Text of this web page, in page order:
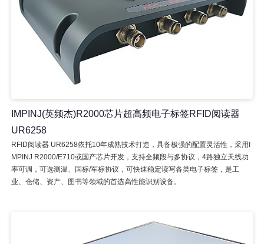
IMPINJ(英频杰)R2000芯片超高频电子标签RFID阅读器
UR6258
RFID阅读器 UR6258依托10年成熟技术打造，具备极强的配置灵活性，采用I
MPINJ R2000/E710或国产芯片开发，支持全频段与多协议，4路独立天线功
率可调，可选测温、国标/军标协议，可快速稳定读写各类电子标签，是工
业、仓储、资产、图书等领域的首选高性能识别设备。